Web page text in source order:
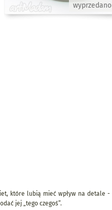
wyprzedano
które lubią mieć wpływ na detale -
jej „tego czegoś”.